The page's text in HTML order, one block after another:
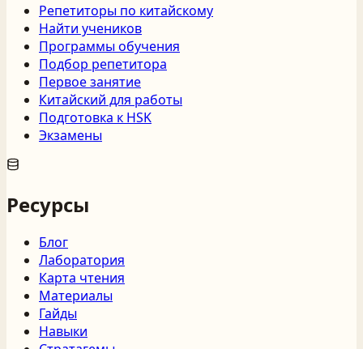
Репетиторы по китайскому
Найти учеников
Программы обучения
Подбор репетитора
Первое занятие
Китайский для работы
Подготовка к HSK
Экзамены
Ресурсы
Блог
Лаборатория
Карта чтения
Материалы
Гайды
Навыки